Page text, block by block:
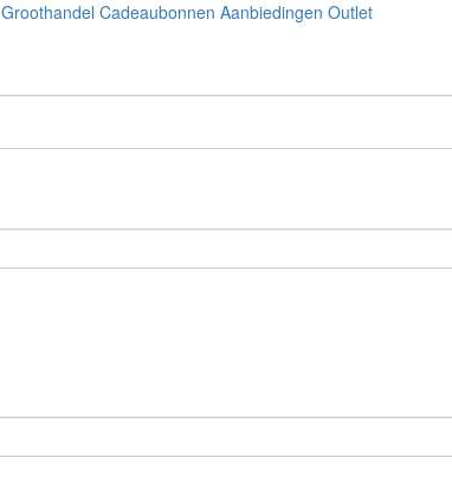
Groothandel Cadeaubonnen Aanbiedingen Outlet